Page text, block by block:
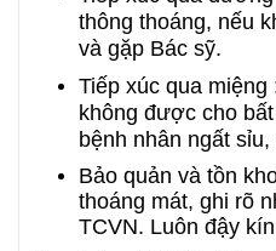
thông thoáng, nếu
và gặp Bác sỹ.
Tiếp xúc qua
không được cho
bệnh nhân ngất
Bảo quản và tồn
thoáng mát, ghi rõ
TCVN. Luôn đậy